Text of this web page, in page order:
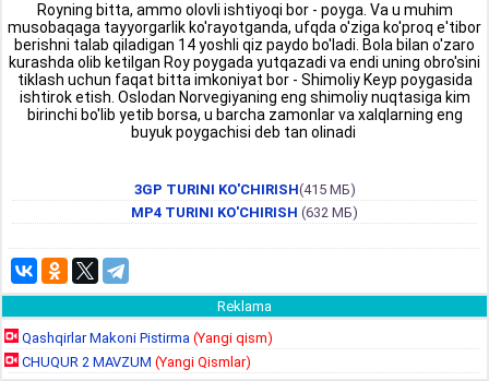
Royning bitta, ammo olovli ishtiyoqi bor - poyga. Va u muhim
musobaqaga tayyorgarlik ko'rayotganda, ufqda o'ziga ko'proq e'tibor
berishni talab qiladigan 14 yoshli qiz paydo bo'ladi. Bola bilan o'zaro
kurashda olib ketilgan Roy poygada yutqazadi va endi uning obro'sini
tiklash uchun faqat bitta imkoniyat bor - Shimoliy Keyp poygasida
ishtirok etish. Oslodan Norvegiyaning eng shimoliy nuqtasiga kim
birinchi bo'lib yetib borsa, u barcha zamonlar va xalqlarning eng
buyuk poygachisi deb tan olinadi
3GP TURINI KO'CHIRISH(415 МБ)
MP4 TURINI KO'CHIRISH (632 МБ)
Reklama
Qashqirlar Makoni Pistirma (Yangi qism)
CHUQUR 2 MAVZUM (Yangi Qismlar)